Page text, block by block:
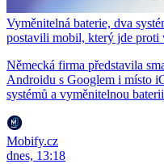
Vyměnitelná baterie, dva
postavili mobil, který jde proti
Německá firma představila
Androidu s Googlem i místo
systémů a vyměnitelnou
Mobify.cz
dnes, 13:18